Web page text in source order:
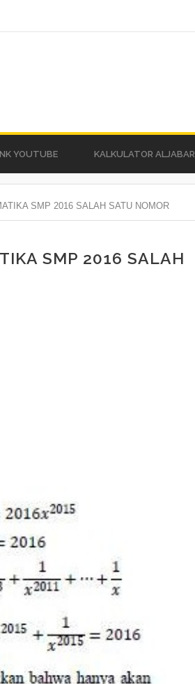
YOUTUBE KALKULATOR ALJABAR
SMP 2016 SALAH SATU NOMOR
SMP 2016 SALAH